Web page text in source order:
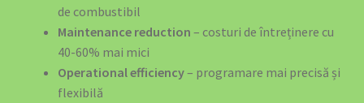
de combustibil
Maintenance reduction – costuri de întreținere cu
40-60% mai mici
Operational efficiency– programare mai precisă și
flexibilă